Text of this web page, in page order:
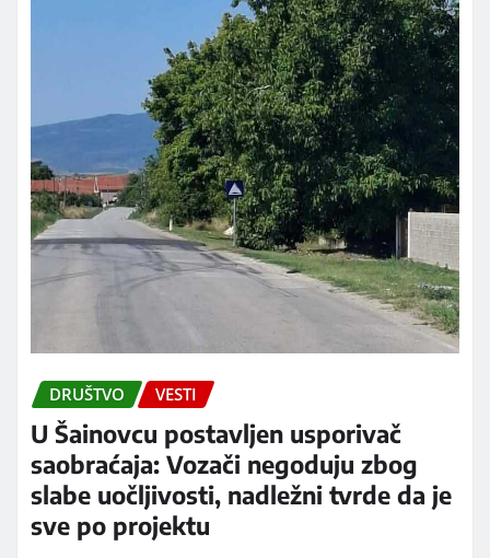
DRUŠTVO VESTI
U Šainovcu postavljen usporivač
saobraćaja: Vozači negoduju zbog
slabe uočljivosti, nadležni tvrde da je
sve po projektu